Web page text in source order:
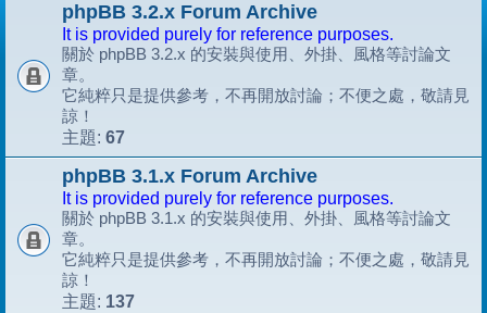
phpBB 3.2.x Forum Archive
It is provided purely for reference purposes.
關於 phpBB 3.2.x 的安裝與使用、外掛、風格等討論文
章。
它純粹只是提供參考，不再開放討論；不便之處，敬請見
諒！
主題: 67
phpBB 3.1.x Forum Archive
It is provided purely for reference purposes.
關於 phpBB 3.1.x 的安裝與使用、外掛、風格等討論文
章。
它純粹只是提供參考，不再開放討論；不便之處，敬請見
諒！
主題: 137